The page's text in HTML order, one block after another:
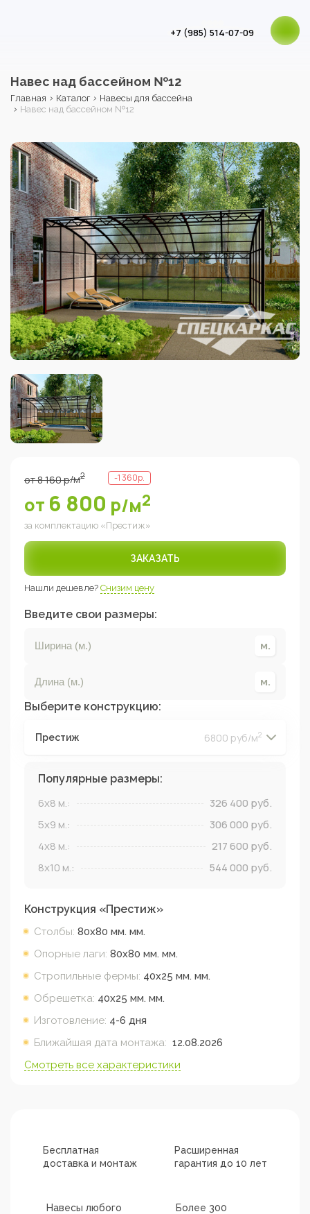
+7 (985) 514-07-09
Навес над бассейном №12
Главная › Каталог › Навесы для бассейна
› Навес над бассейном №12
от8 160р/м2 -1 360р.
от 6 800 р/м2
за комплектацию «Престиж»
ЗАКАЗАТЬ
Нашли дешевле? Снизим цену
Введите свои размеры:
Выберите конструкцию:
Престиж 6800 руб/м2
Популярные размеры:
6x8 м.: 326 400 руб.
5x9 м.: 306 000 руб.
4x8 м.: 217 600 руб.
8x10 м.: 544 000 руб.
Конструкция «Престиж»
Столбы: 80х80 мм. мм.
Опорные лаги: 80х80 мм. мм.
Стропильные фермы: 40х25 мм. мм.
Обрешетка: 40х25 мм. мм.
Изготовление: 4-6 дня
Ближайшая дата монтажа: 12.08.2026
Смотреть все характеристики
Бесплатная
доставка и монтаж
Расширенная
гарантия до 10 лет
Навесы любого
Более 300